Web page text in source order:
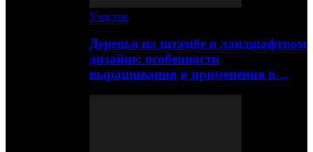
Участок
Деревья на штамбе в ландшафтном
дизайне: особенности
выращивания и применения в…